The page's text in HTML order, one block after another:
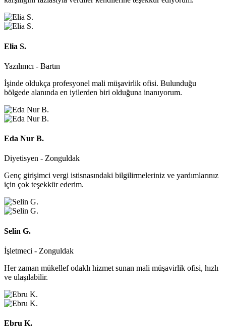
Elia S.
Yazılımcı - Bartın
İşinde oldukça profesyonel mali müşavirlik ofisi. Bulunduğu
bölgede alanında en iyilerden biri olduğuna inanıyorum.
Eda Nur B.
Diyetisyen - Zonguldak
Genç girişimci vergi istisnasındaki bilgilirmeleriniz ve yardımlarınız
için çok teşekkür ederim.
Selin G.
İşletmeci - Zonguldak
Her zaman mükellef odaklı hizmet sunan mali müşavirlik ofisi, hızlı
ve ulaşılabilir.
Ebru K.